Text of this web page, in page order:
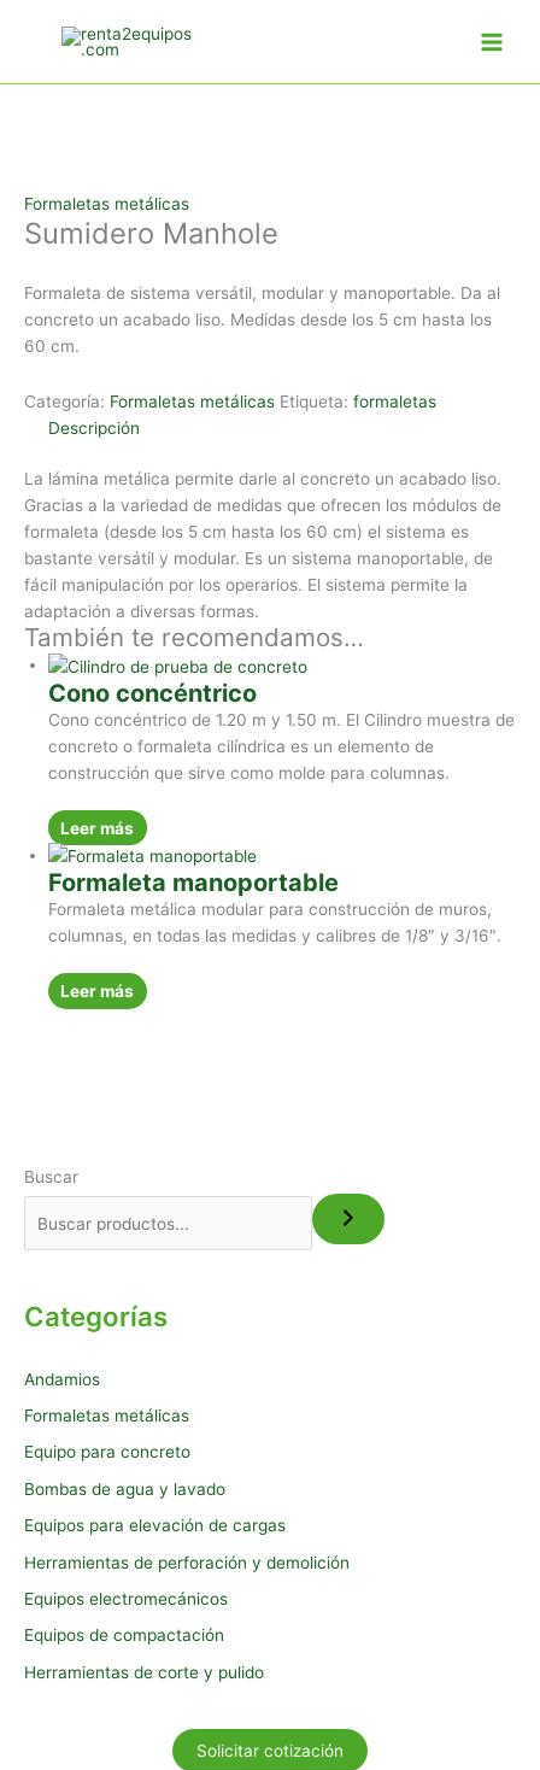
Buscar
Categorías
Andamios
Formaletas metálicas
Equipo para concreto
Bombas de agua y lavado
Equipos para elevación de cargas
Herramientas de perforación y demolición
Equipos electromecánicos
Equipos de compactación
Herramientas de corte y pulido
Solicitar cotización
Formaletas metálicas
Sumidero Manhole
Formaleta de sistema versátil, modular y manoportable. Da al
concreto un acabado liso. Medidas desde los 5 cm hasta los
60 cm.
Categoría: Formaletas metálicas Etiqueta: formaletas
Descripción
La lámina metálica permite darle al concreto un acabado liso.
Gracias a la variedad de medidas que ofrecen los módulos de
formaleta (desde los 5 cm hasta los 60 cm) el sistema es
bastante versátil y modular. Es un sistema manoportable, de
fácil manipulación por los operarios. El sistema permite la
adaptación a diversas formas.
También te recomendamos…
Cono concéntrico
Cono concéntrico de 1.20 m y 1.50 m. El Cilindro muestra de
concreto o formaleta cilíndrica es un elemento de
construcción que sirve como molde para columnas.
Leer más
Formaleta manoportable
Formaleta metálica modular para construcción de muros,
columnas, en todas las medidas y calibres de 1/8″ y 3/16″.
Leer más